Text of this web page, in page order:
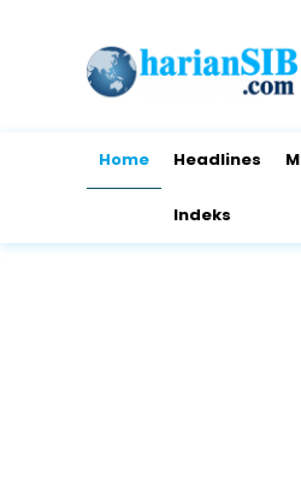
Home Headlines
Indeks